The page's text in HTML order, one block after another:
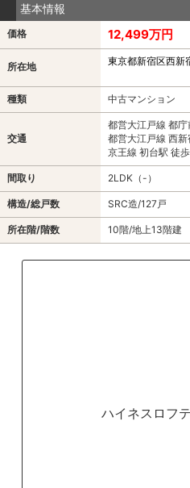
基本情報
価格 12,499万円
所在地 東京都新宿区西新
種類 中古マンション
交通
都営大江戸線 都
都営大江戸線 西
京王線 初台駅 徒
間取り 2LDK（-）
構造/総戸数 SRC造/127戸
所在階/階数 10階/地上13階建
ハイネスロフ